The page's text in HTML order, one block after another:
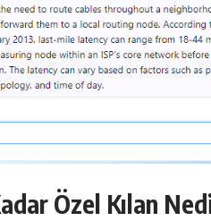
Özel Kılan